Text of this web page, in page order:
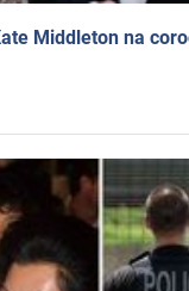
Middleton na